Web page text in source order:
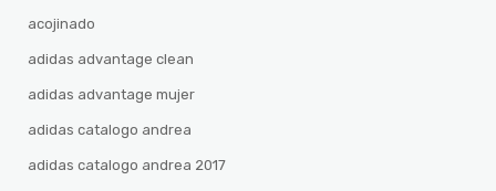
acojinado
adidas advantage clean
adidas advantage mujer
adidas catalogo andrea
adidas catalogo andrea 2017